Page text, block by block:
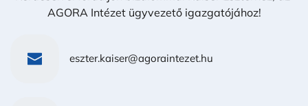
AGORA Intézet ügyvezető igazgatójához!
eszter.kaiser@agoraintezet.hu